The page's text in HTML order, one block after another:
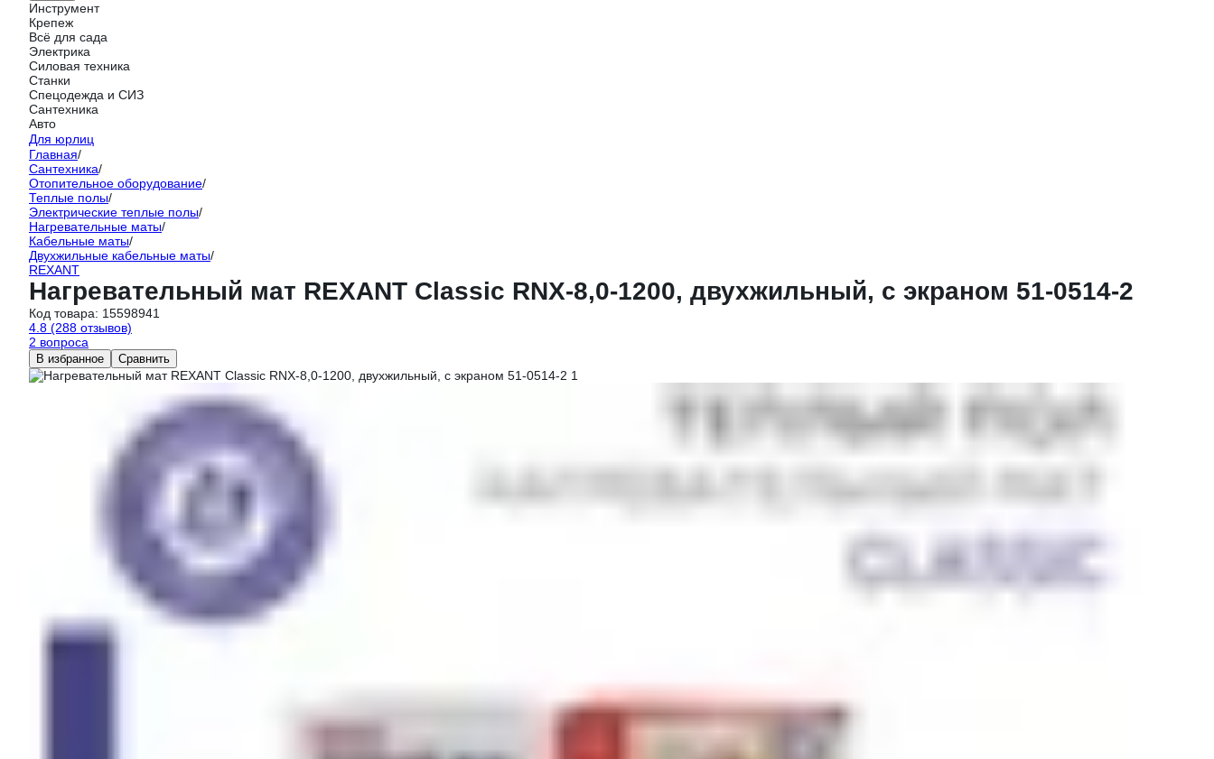
Инструмент
Крепеж
Всё для сада
Электрика
Силовая техника
Станки
Спецодежда и СИЗ
Сантехника
Авто
Для юрлиц
Главная/
Сантехника/
Отопительное оборудование/
Теплые полы/
Электрические теплые полы/
Нагревательные маты/
Кабельные маты/
Двухжильные кабельные маты/
REXANT
Нагревательный мат REXANT Classic RNX-8,0-1200, двухжильный, с экраном 51-0514-2
Код товара: 15598941
4.8 (288 отзывов)
2 вопроса
В избранное Сравнить